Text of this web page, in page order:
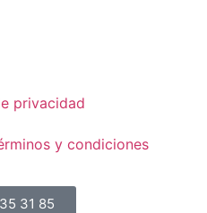
privacidad
y condiciones
31 85